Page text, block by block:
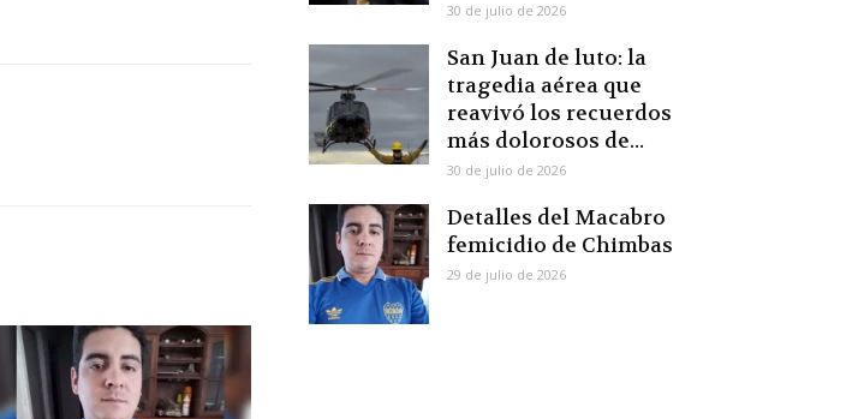
30 de julio de 2026
San Juan de luto: la
tragedia aérea que
reavivó los recuerdos
más dolorosos de...
30 de julio de 2026
Detalles del Macabro
femicidio de Chimbas
29 de julio de 2026